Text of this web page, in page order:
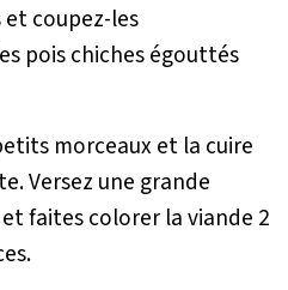
et coupez-les
pois chiches égouttés
morceaux et la cuire
Versez une grande
faites colorer la viande 2